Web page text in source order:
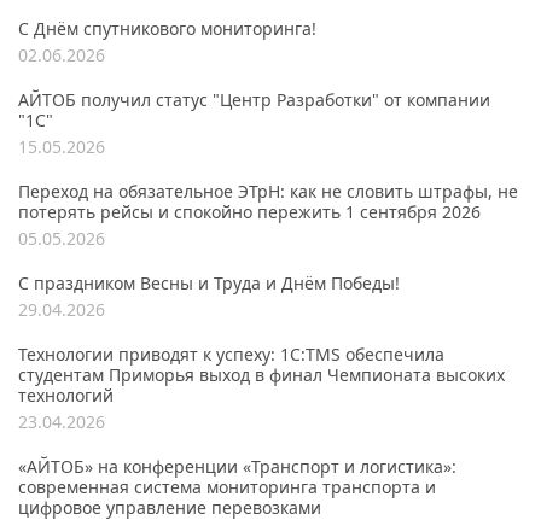
С Днём спутникового мониторинга!
02.06.2026
АЙТОБ получил статус "Центр Разработки" от компании
"1С"
15.05.2026
Переход на обязательное ЭТрН: как не словить штрафы, не
потерять рейсы и спокойно пережить 1 сентября 2026
05.05.2026
С праздником Весны и Труда и Днём Победы!
29.04.2026
Технологии приводят к успеху: 1С:TMS обеспечила
студентам Приморья выход в финал Чемпионата высоких
технологий
23.04.2026
«АЙТОБ» на конференции «Транспорт и логистика»:
современная система мониторинга транспорта и
цифровое управление перевозками